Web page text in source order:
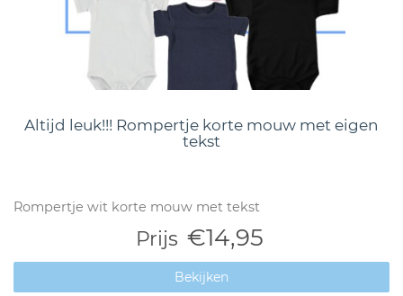
Altijd leuk!!! Rompertje korte mouw met eigen
tekst
Rompertje wit korte mouw met tekst
Prijs €14,95
Bekijken